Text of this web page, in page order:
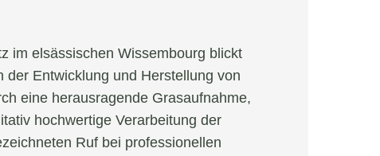
im elsässischen Wissembourg blickt
Entwicklung und Herstellung von
eine herausragende Grasaufnahme,
hochwertige Verarbeitung der
Ruf bei professionellen